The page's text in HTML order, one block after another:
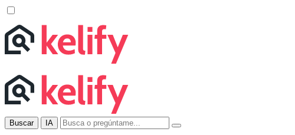
Buscar IA